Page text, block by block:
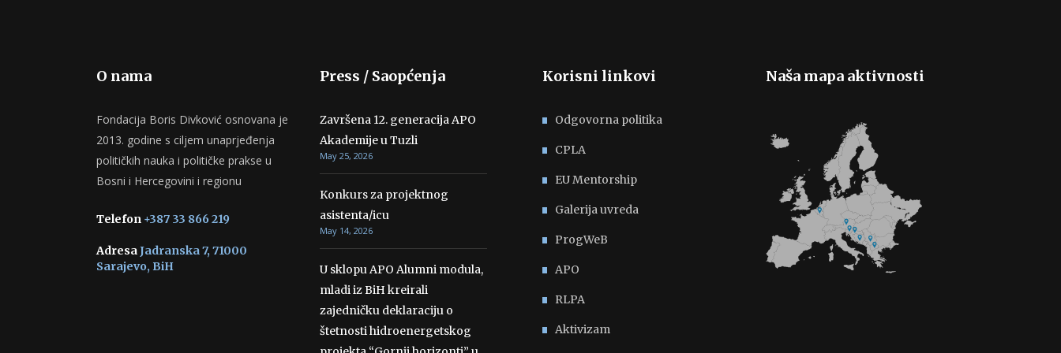
O nama
Fondacija Boris Divković osnovana je
2013. godine s ciljem unaprjeđenja
političkih nauka i političke prakse u
Bosni i Hercegovini i regionu
Telefon +387 33 866 219
AdresaJadranska 7, 71000
Sarajevo, BiH
Press / Saopćenja
Završena 12. generacija APO
Akademije u Tuzli
May 25, 2026
Konkurs za projektnog
asistenta/icu
May 14, 2026
U sklopu APO Alumni modula,
mladi iz BiH kreirali
zajedničku deklaraciju o
štetnosti hidroenergetskog
Korisni linkovi
Odgovorna politika
CPLA
EU Mentorship
Galerija uvreda
ProgWeB
APO
RLPA
Aktivizam
Naša mapa aktivnosti